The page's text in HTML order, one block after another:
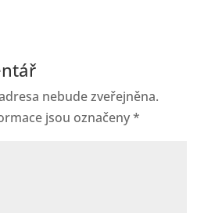
nebude zveřejněna.
jsou označeny*